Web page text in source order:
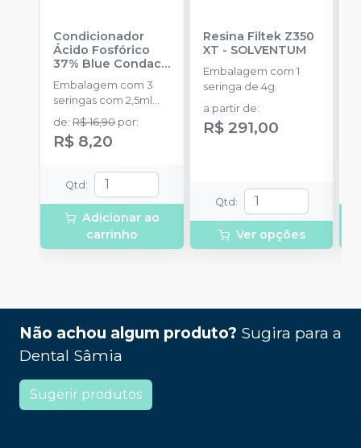
Condicionador
Ácido Fosfórico
37% Blue Condac-
FGM
Embalagem com 3
seringas com 2,5ml
cada uma e 3
ponteiras para
aplicação.
de:R$ 16,90 por:
R$ 8,20
Qtd:
Adicionar ao
carrinho
Resina Filtek Z350
XT - SOLVENTUM
Embalagem com 1
seringa de 4g.
a partir de:
R$ 291,00
Qtd:
Ver opções
Não achou algum produto? Sugira para a
Dental Sâmia
Sugerir produtos